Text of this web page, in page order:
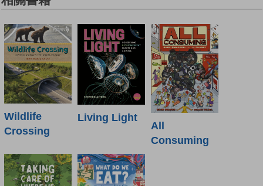
Wildlife
Crossing
Living Light
All
Consuming